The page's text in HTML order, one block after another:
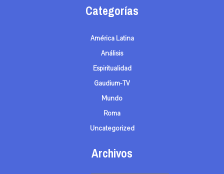
Categorías
América Latina
Análisis
Espiritualidad
Gaudium-TV
Mundo
Roma
Uncategorized
Archivos